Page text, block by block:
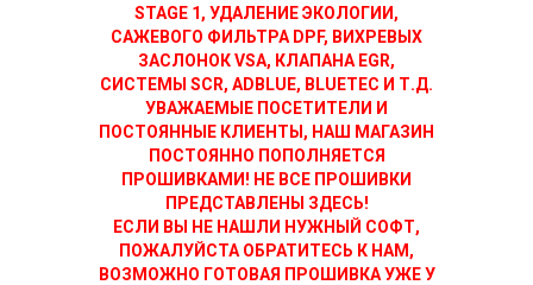
STAGE 1, УДАЛЕНИЕ ЭКОЛОГИИ,
САЖЕВОГО ФИЛЬТРА DPF, ВИХРЕВЫХ
ЗАСЛОНОК VSA, КЛАПАНА EGR,
СИСТЕМЫ SCR, ADBLUE, BLUETEC И Т.Д.
УВАЖАЕМЫЕ ПОСЕТИТЕЛИ И
ПОСТОЯННЫЕ КЛИЕНТЫ, НАШ МАГАЗИН
ПОСТОЯННО ПОПОЛНЯЕТСЯ
ПРОШИВКАМИ! НЕ ВСЕ ПРОШИВКИ
ПРЕДСТАВЛЕНЫ ЗДЕСЬ!
ЕСЛИ ВЫ НЕ НАШЛИ НУЖНЫЙ СОФТ,
ПОЖАЛУЙСТА ОБРАТИТЕСЬ К НАМ,
ВОЗМОЖНО ГОТОВАЯ ПРОШИВКА УЖЕ У